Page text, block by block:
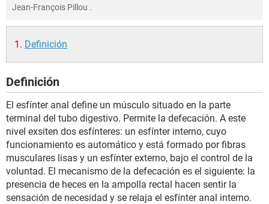
NUTRICIÓN
SEXUALIDAD
GLOSARIO
Jean-François Pillou .
Definición
Definición
El esfínter anal define un músculo situado en la parte
terminal del tubo digestivo. Permite la defecación. A este
nivel exsiten dos esfínteres: un esfínter interno, cuyo
funcionamiento es automático y está formado por fibras
musculares lisas y un esfínter externo, bajo el control de la
voluntad. El mecanismo de la defecación es el siguiente: la
presencia de heces en la ampolla rectal hacen sentir la
sensación de necesidad y se relaja el esfínter anal interno.